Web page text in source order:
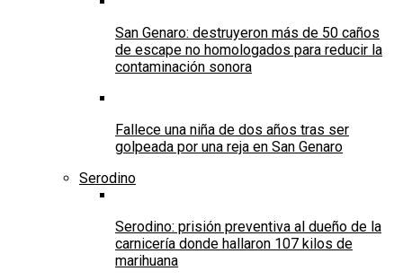
San Genaro: destruyeron más de 50 caños
de escape no homologados para reducir la
contaminación sonora
Fallece una niña de dos años tras ser
golpeada por una reja en San Genaro
Serodino
Serodino: prisión preventiva al dueño de la
carnicería donde hallaron 107 kilos de
marihuana